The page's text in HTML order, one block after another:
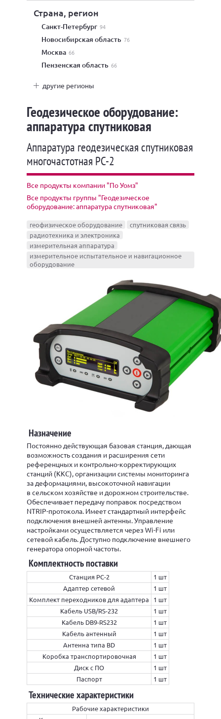
Страна, регион
Санкт-Петербург 94
Новосибирская область 76
Москва 66
Пензенская область 66
другие регионы
Геодезическое оборудование:
аппаратура спутниковая
Аппаратура геодезическая спутниковая
многочастотная РС-2
Все продукты компании "По Уомз"
Все продукты группы "Геодезическое
оборудование: аппаратура спутниковая"
геофизическое оборудование
спутниковая связь
радиотехника и электроника
измерительная аппаратура
измерительное испытательное и навигационное
оборудование
Назначение
Постоянно действующая базовая станция, дающая
возможность создания и расширения сети
референцных и контрольно-корректирующих
станций (ККС), организации системы мониторинга
за деформациями, высокоточной навигации
в сельском хозяйстве и дорожном строительстве.
Обеспечивает передачу поправок посредством
NTRIP-протокола. Имеет стандартный интерфейс
подключения внешней антенны. Управление
настройками осуществляется через Wi-Fi или
сетевой кабель. Доступно подключение внешнего
генератора опорной частоты.
Комплектность поставки
Станция РС-2
1 шт
Адаптер сетевой
1 шт
Комплект переходников для адаптера
1 шт
Кабель USB/RS-232
1 шт
Кабель DB9-RS232
1 шт
Кабель антенный
1 шт
Антенна типа BD
1 шт
Коробка транспортировочная
1 шт
Диск с ПО
1 шт
Паспорт
1 шт
Технические характеристики
Рабочие характеристики